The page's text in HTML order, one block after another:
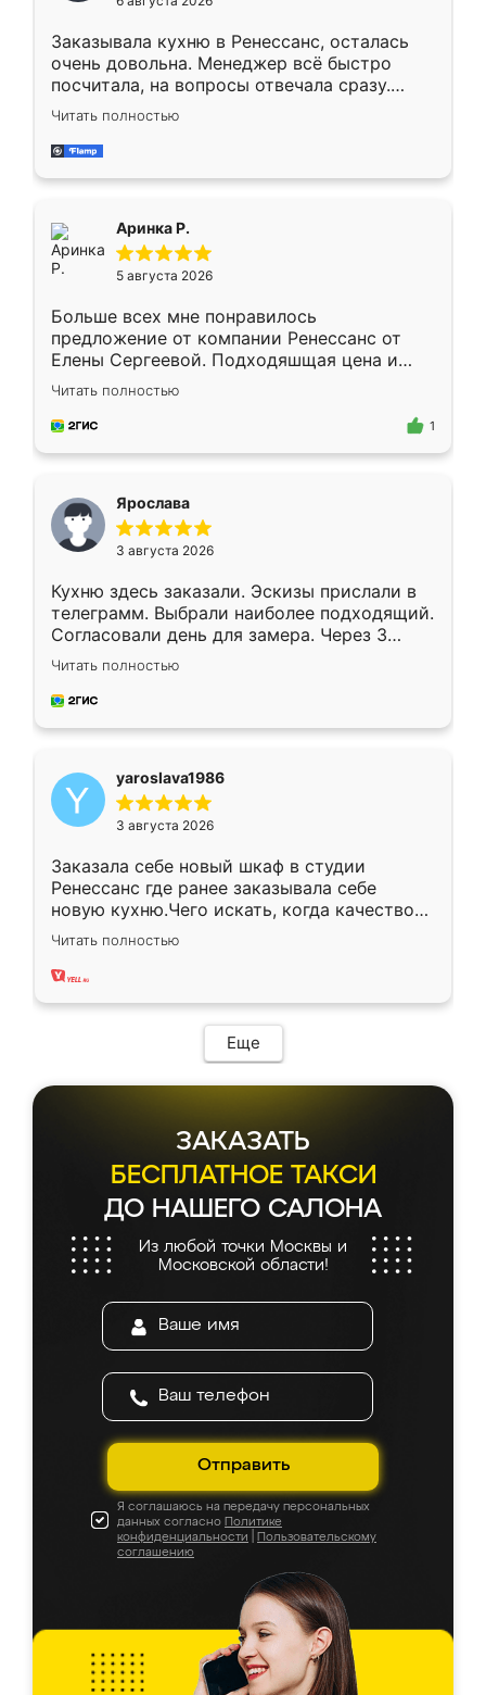
мебели буду заказывать только здесь.
Заказывала кухню в Ренессанс, осталась
очень довольна. Менеджер всё быстро
посчитала, на вопросы отвечала сразу.
Замерщик приехал в субботу, подошёл к
делу со всей ответственностью. Собрали
за день, ребята работали аккуратно, даже
Читать полностью
Аринка Р.
5 августа 2026
Больше всех мне понравилось
предложение от компании Ренессанс от
Елены Сергеевой. Подходяшщая цена и
короткие сроки изготовления. Приехавший
для замера сотрудник Владислав
предложил по моему эскизу самый
Читать полностью
1
Ярослава
3 августа 2026
Кухню здесь заказали. Эскизы прислали в
телеграмм. Выбрали наиболее подходящий.
Согласовали день для замера. Через 3
недели кухня была уже готова. Остались
довольны работой. Спасибо Ренессанс
мебель за качественную работу!
Читать полностью
yaroslava1986
3 августа 2026
Заказала себе новый шкаф в студии
Ренессанс где ранее заказывала себе
новую кухню.Чего искать, когда качеством
вполне довольна. Служит кухня уже почти
два года, нареканий нет.
Читать полностью
Еще
ЗАКАЗАТЬ
БЕСПЛАТНОЕ ТАКСИ
ДО НАШЕГО САЛОНА
Из любой точки Москвы и
Московской области!
Отправить
Я соглашаюсь на передачу персональных
данных согласно Политике
конфиденциальности
Пользовательскому
соглашению